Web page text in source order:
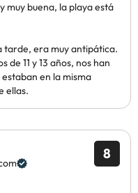
muy buena, la playa está
tarde, era muy antipática.
de 11 y 13 años, nos han
en la misma
ellas.
8